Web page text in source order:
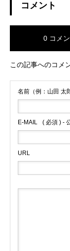
コメント
0 コメ
この記事へのコメ
名前（例：山田 太
E-MAIL ( 必須 ) -
URL